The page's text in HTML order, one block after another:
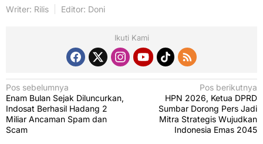
Writer: Rilis Editor: Doni
Ikuti Kami
N
a
v
i
Pos sebelumnya
Enam Bulan Sejak Diluncurkan,
Indosat Berhasil Hadang 2
Miliar Ancaman Spam dan
Scam
Pos berikutnya
HPN 2026, Ketua DPRD
Sumbar Dorong Pers Jadi
Mitra Strategis Wujudkan
Indonesia Emas 2045